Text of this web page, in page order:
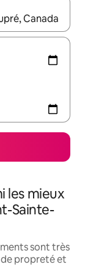
flèches vers le
les mieux
Sainte-
sont très
propreté et